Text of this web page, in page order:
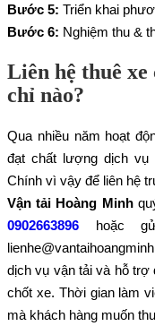
Bước 5: Triển khai
Bước 6: Nghiệm thu &
Liên hệ thuê
chỉ nào?
Qua nhiều năm hoạt
đạt chất lượng dịch vụ
Chính vì vậy để liên hệ
Vận tải Hoàng Minh
0902663896 hoặc
dịch vụ vận tải và hỗ trợ
chốt xe. Thời gian làm
mà khách hàng muốn